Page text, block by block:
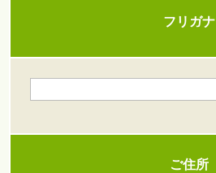
フリガナ
ご住所